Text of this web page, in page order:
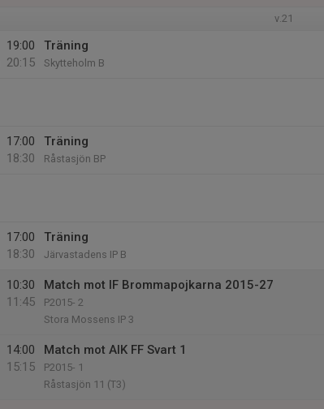
v.21
19:00
20:15
Träning
Skytteholm B
17:00
18:30
Träning
Råstasjön BP
17:00
18:30
Träning
Järvastadens IP B
10:30
11:45
Match mot IF Brommapojkarna 2015-27
P2015- 2
Stora Mossens IP 3
14:00
15:15
Match mot AIK FF Svart 1
P2015- 1
Råstasjön 11 (T3)